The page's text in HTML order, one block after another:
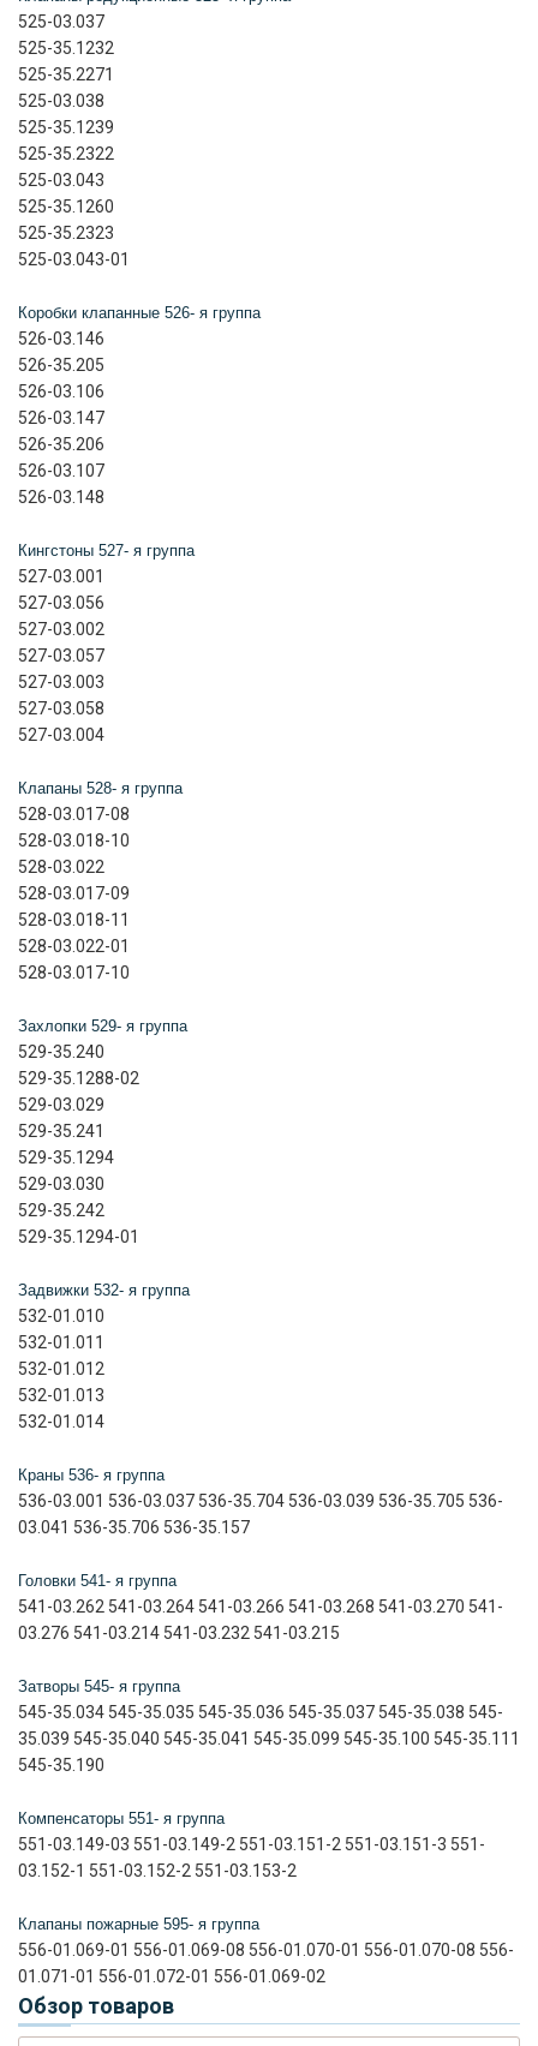
525-03.037
525-35.1232
525-35.2271
525-03.038
525-35.1239
525-35.2322
525-03.043
525-35.1260
525-35.2323
525-03.043-01
Коробки клапанные 526- я группа
526-03.146
526-35.205
526-03.106
526-03.147
526-35.206
526-03.107
526-03.148
Кингстоны 527- я группа
527-03.001
527-03.056
527-03.002
527-03.057
527-03.003
527-03.058
527-03.004
Клапаны 528- я группа
528-03.017-08
528-03.018-10
528-03.022
528-03.017-09
528-03.018-11
528-03.022-01
528-03.017-10
Захлопки 529- я группа
529-35.240
529-35.1288-02
529-03.029
529-35.241
529-35.1294
529-03.030
529-35.242
529-35.1294-01
Задвижки 532- я группа
532-01.010
532-01.011
532-01.012
532-01.013
532-01.014
Краны 536- я группа
536-03.001 536-03.037 536-35.704 536-03.039 536-35.705 536-
03.041 536-35.706 536-35.157
Головки 541- я группа
541-03.262 541-03.264 541-03.266 541-03.268 541-03.270 541-
03.276 541-03.214 541-03.232 541-03.215
Затворы 545- я группа
545-35.034 545-35.035 545-35.036 545-35.037 545-35.038 545-
35.039 545-35.040 545-35.041 545-35.099 545-35.100 545-35.111
545-35.190
Компенсаторы 551- я группа
551-03.149-03 551-03.149-2 551-03.151-2 551-03.151-3 551-
03.152-1 551-03.152-2 551-03.153-2
Клапаны пожарные 595- я группа
556-01.069-01 556-01.069-08 556-01.070-01 556-01.070-08 556-
01.071-01 556-01.072-01 556-01.069-02
Обзор товаров